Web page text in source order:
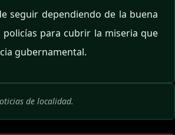
seguir dependiendo de la buena
para cubrir la miseria que
gubernamental.
de localidad.